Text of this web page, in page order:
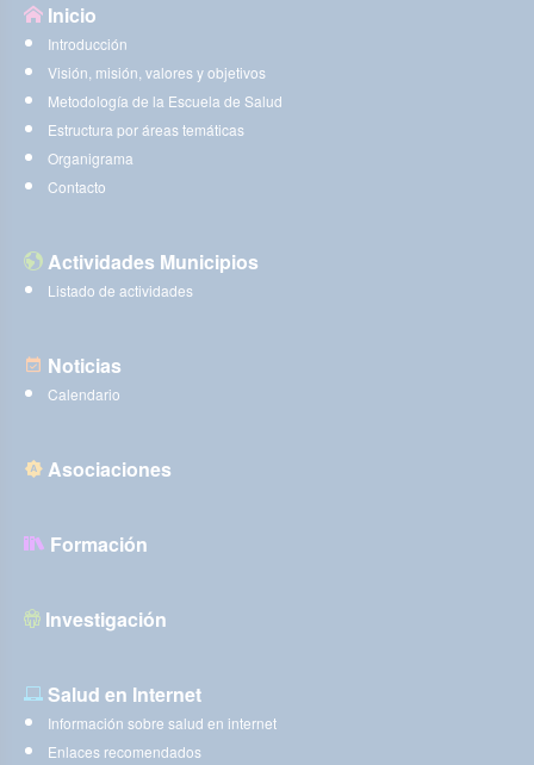
Inicio
Introducción
Visión, misión, valores y objetivos
Metodología de la Escuela de Salud
Estructura por áreas temáticas
Organigrama
Contacto
Actividades Municipios
Listado de actividades
Noticias
Calendario
Asociaciones
Formación
Investigación
Salud en Internet
Información sobre salud en internet
Enlaces recomendados